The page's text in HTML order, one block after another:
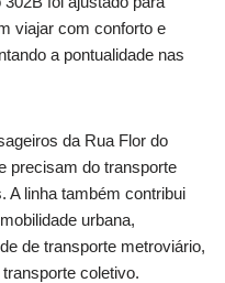
viajar com conforto e
a pontualidade nas
da Rua Flor do
precisam do transporte
A linha também contribui
urbana,
de transporte metroviário,
coletivo.